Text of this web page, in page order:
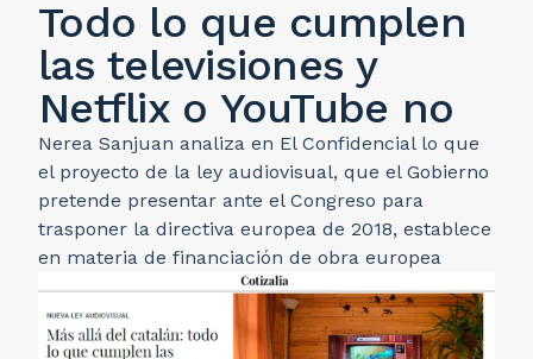
Todo lo que cumplen
las televisiones y
Netflix o YouTube no
Nerea Sanjuan analiza en El Confidencial lo que
el proyecto de la ley audiovisual, que el Gobierno
pretende presentar ante el Congreso para
trasponer la directiva europea de 2018, establece
en materia de financiación de obra europea